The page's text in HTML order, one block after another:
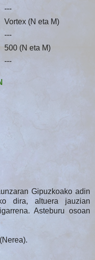
---
Vortex (N eta M)
---
500 (N eta M)
---
Gipuzkoako adin
dira, altuera jauzian
Asteburu osoan
(Nerea).